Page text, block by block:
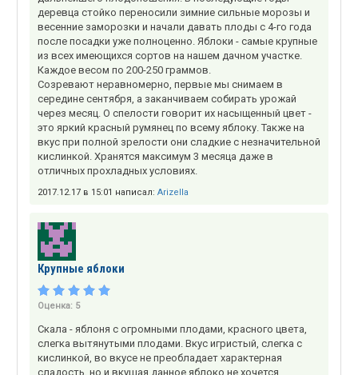
деревца стойко переносили зимние сильные морозы и
весенние заморозки и начали давать плоды с 4-го года
после посадки уже полноценно. Яблоки - самые крупные
из всех имеющихся сортов на нашем дачном участке.
Каждое весом по 200-250 граммов.
Созревают неравномерно, первые мы снимаем в
середине сентября, а заканчиваем собирать урожай
через месяц. О спелости говорит их насыщенный цвет -
это яркий красный румянец по всему яблоку. Также на
вкус при полной зрелости они сладкие с незначительной
кислинкой. Хранятся максимум 3 месяца даже в
отличных прохладных условиях.
2017.12.17 в 15:01 написал: Arizella
Крупные яблоки
Оценка: 5
Скала - яблоня с огромными плодами, красного цвета,
слегка вытянутыми плодами. Вкус игристый, слегка с
кислинкой, во вкусе не преобладает характерная
сладость, но и вкушая данное яблоко не хочется